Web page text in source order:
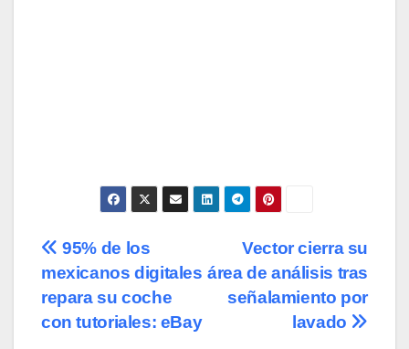
Navegación
de
entradas
Vector cierra su
área de análisis tras
señalamiento por
lavado
95% de los
mexicanos digitales
repara su coche
con tutoriales: eBay